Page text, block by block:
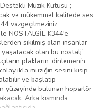
Müzik Kutusu ;
ve mükemmel kalitede ses
vazgeçilmeziniz
NOSTALGİE K344'e
sıkılmış olan insanlar
yaşatacak olan bu nostalji
plaklarını dinlemenin
müziğin sesini kısıp
ve başlatıp
yüzeyinde bulunan hoparlör
Arka kısmında